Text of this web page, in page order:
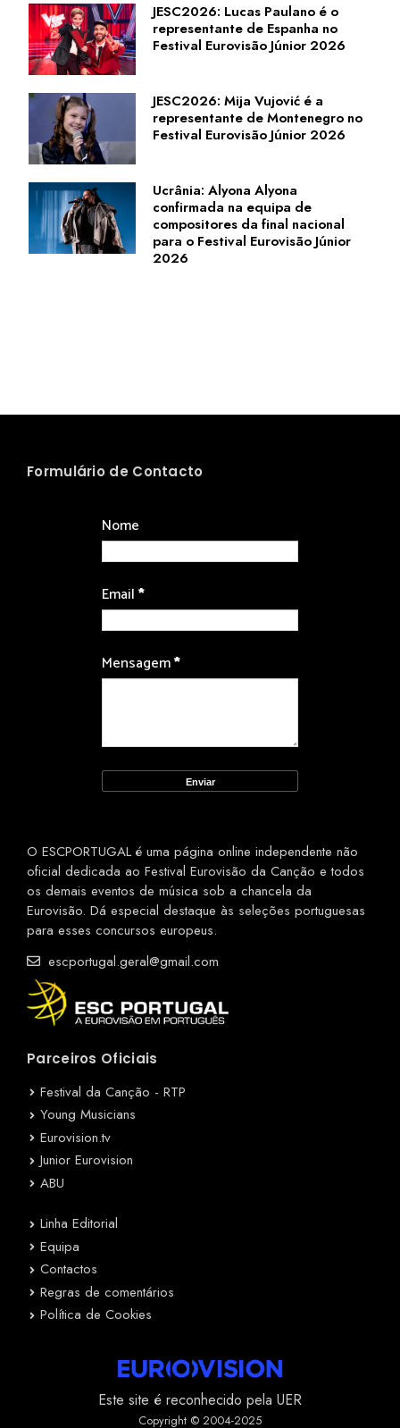
JESC2026: Lucas Paulano é o
representante de Espanha no
Festival Eurovisão Júnior 2026
JESC2026: Mija Vujović é a
representante de Montenegro no
Festival Eurovisão Júnior 2026
Ucrânia: Alyona Alyona
confirmada na equipa de
compositores da final nacional
para o Festival Eurovisão Júnior
2026
Formulário de Contacto
Nome
Email*
Mensagem*
O ESCPORTUGAL é uma página online independente não
oficial dedicada ao Festival Eurovisão da Canção e todos
os demais eventos de música sob a chancela da
Eurovisão. Dá especial destaque às seleções portuguesas
para esses concursos europeus.
escportugal.geral@gmail.com
Parceiros Oficiais
Festival da Canção - RTP
Young Musicians
Eurovision.tv
Junior Eurovision
ABU
Linha Editorial
Equipa
Contactos
Regras de comentários
Política de Cookies
Este site é reconhecido pela UER
Copyright © 2004-2025